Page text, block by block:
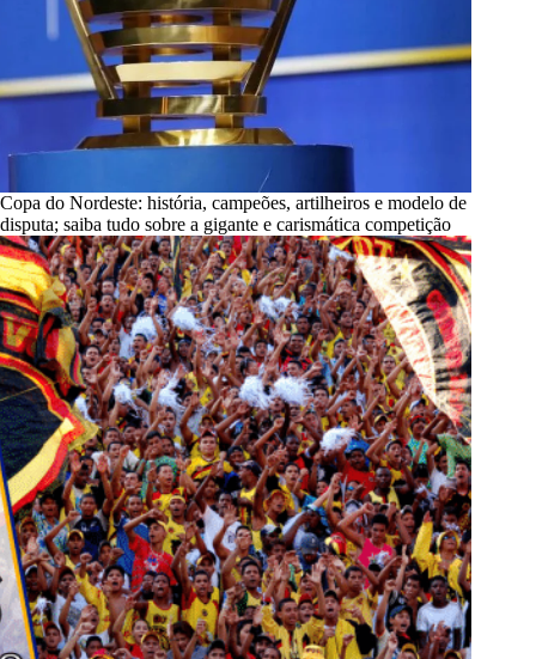
Copa do Nordeste: história, campeões, artilheiros e modelo de
disputa; saiba tudo sobre a gigante e carismática competição